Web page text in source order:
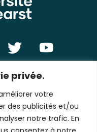
privée.
votre
des publicités et/ou
notre trafic. En